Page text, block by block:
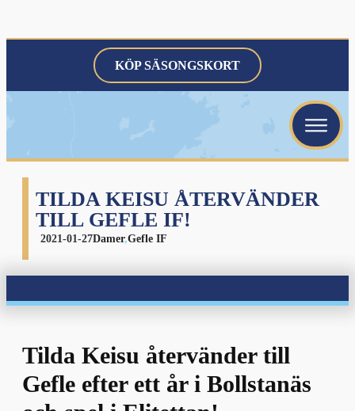
KÖP SÄSONGSKORT
TILDA KEISU ÅTERVÄNDER
TILL GEFLE IF!
2021-01-27Damer,Gefle IF
Tilda Keisu återvänder till
Gefle efter ett år i Bollstanäs